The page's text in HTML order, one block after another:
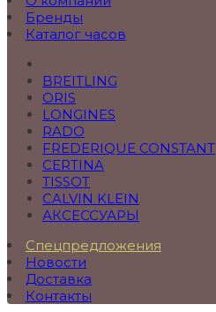
Бренды
Каталог часов
BREITLING
ORIS
LONGINES
RADO
FREDERIQUE CONSTANT
CERTINA
TISSOT
CALVIN KLEIN
АКСЕССУАРЫ
Спецпредложения
Новости
Доставка
Контакты